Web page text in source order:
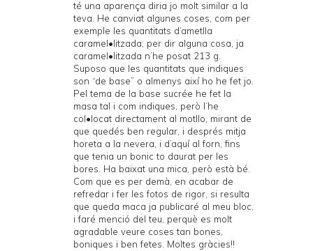
té una aparença diria jo molt similar a la
teva. He canviat algunes coses, com per
exemple les quantitats d’ametlla
caramel•litzada; per dir alguna cosa, ja
caramel•litzada n’he posat 213 g.
Suposo que les quantitats que indiques
son “de base” o almenys així ho he fet jo.
Pel tema de la base sucrée he fet la
masa tal i com indiques, però l’he
col•locat directament al motllo, mirant de
que quedés ben regular, i després mitja
horeta a la nevera, i d’aquí al forn, fins
que tenia un bonic to daurat per les
bores. Ha baixat una mica, però està bé.
Com que es per demà, en acabar de
refredar i fer les fotos de rigor, si resulta
que queda maca ja publicaré al meu bloc,
i faré menció del teu, perquè es molt
agradable veure coses tan bones,
boniques i ben fetes. Moltes gràcies!!